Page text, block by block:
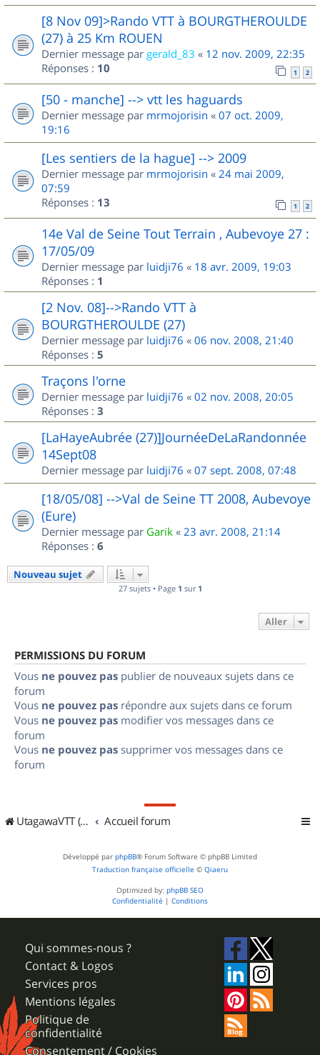
[8 Nov 09]>Rando VTT à BOURGTHEROULDE
(27) à 25 Km ROUEN
Dernier message par gerald_83 « 12 nov. 2009, 22:35
Réponses : 10 1 2
[50 - manche] --> vtt les haguards
Dernier message par mrmojorisin « 07 oct. 2009,
19:16
[Les sentiers de la hague] --> 2009
Dernier message par mrmojorisin « 24 mai 2009,
07:59
Réponses : 13 1 2
14e Val de Seine Tout Terrain , Aubevoye 27 :
17/05/09
Dernier message par luidji76 « 18 avr. 2009, 19:03
Réponses : 1
[2 Nov. 08]-->Rando VTT à
BOURGTHEROULDE (27)
Dernier message par luidji76 « 06 nov. 2008, 21:40
Réponses : 5
Traçons l'orne
Dernier message par luidji76 « 02 nov. 2008, 20:05
Réponses : 3
[LaHayeAubrée (27)]JournéeDeLaRandonnée
14Sept08
Dernier message par luidji76 « 07 sept. 2008, 07:48
[18/05/08] -->Val de Seine TT 2008, Aubevoye
(Eure)
Dernier message par Garik « 23 avr. 2008, 21:14
Réponses : 6
Nouveau sujet
27 sujets • Page 1 sur 1
Aller
PERMISSIONS DU FORUM
Vous ne pouvez pas publier de nouveaux sujets dans ce
forum
Vous ne pouvez pas répondre aux sujets dans ce forum
Vous ne pouvez pas modifier vos messages dans ce
forum
Vous ne pouvez pas supprimer vos messages dans ce
forum
UtagawaVTT (Randos VTT et VTTAE avec traces GPS) Accueil forum
Développé par phpBB® Forum Software © phpBB Limited
Traduction française officielle © Qiaeru
Optimized by: phpBB SEO
Confidentialité | Conditions
Qui sommes-nous ?
Contact & Logos
Services pros
Mentions légales
Politique de
confidentialité
Consentement / Cookies